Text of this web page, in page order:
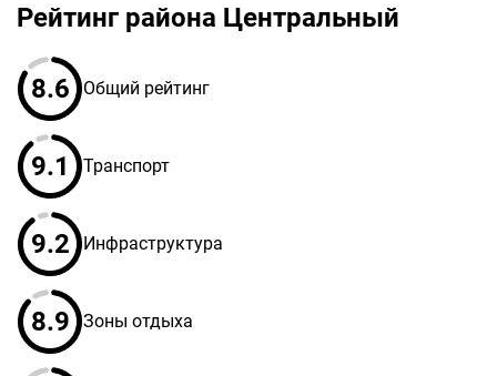
Рейтинг района Центральный
8.6 Общий рейтинг
9.1 Транспорт
9.2 Инфраструктура
8.9 Зоны отдыха